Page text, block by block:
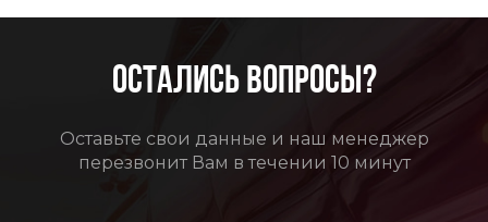
ОСТАЛИСЬ ВОПРОСЫ?
Оставьте свои данные и наш менеджер
перезвонит Вам в течении 10 минут